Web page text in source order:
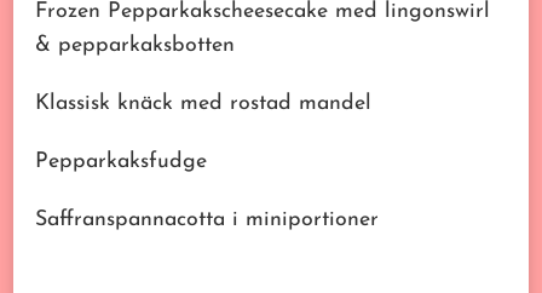
Frozen Pepparkakscheesecake med lingonswirl
& pepparkaksbotten
Klassisk knäck med rostad mandel
Pepparkaksfudge
Saffranspannacotta i miniportioner